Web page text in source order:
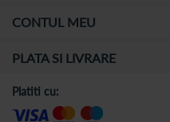
CONTUL MEU
PLATA SI LIVRARE
Platiti cu: